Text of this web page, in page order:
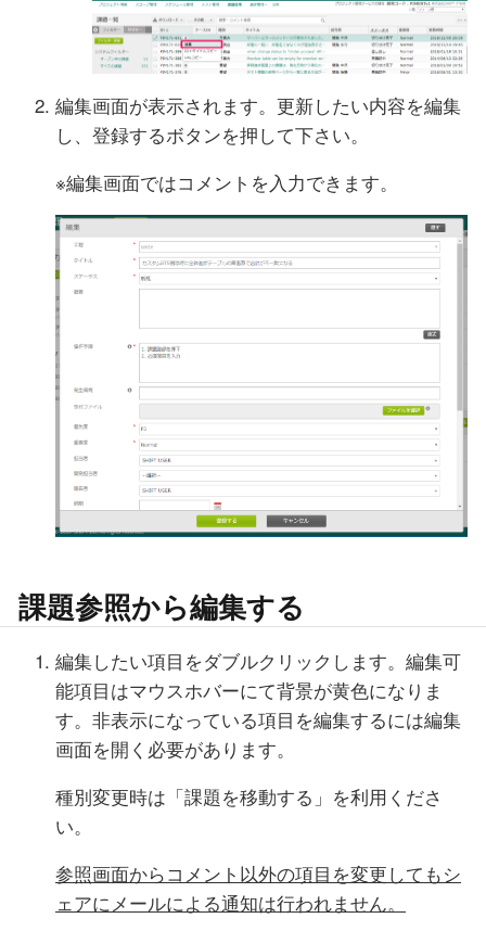
編集画面が表示されます。更新したい内容を編集
し、登録するボタンを押して下さい。
※編集画面ではコメントを入力できます。
課題参照から編集する
編集したい項目をダブルクリックします。編集可
能項目はマウスホバーにて背景が黄色になりま
す。非表示になっている項目を編集するには編集
画面を開く必要があります。
種別変更時は「課題を移動する」を利用くださ
い。
参照画面からコメント以外の項目を変更してもシ
ェアにメールによる通知は行われません。